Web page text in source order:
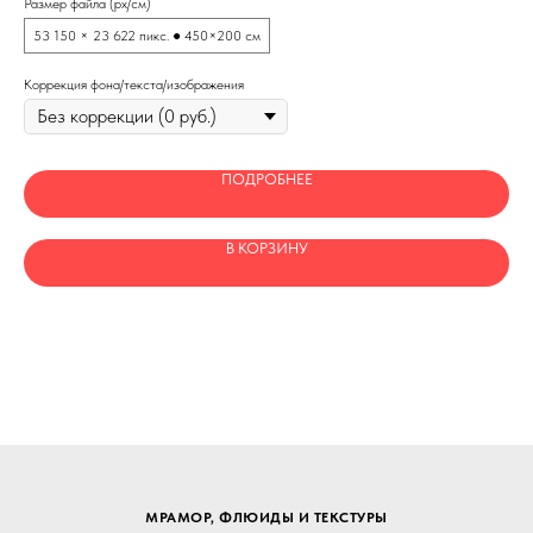
Размер файла (px/см)
53 150 × 23 622 пикс. ● 450×200 см
Коррекция фона/текста/изображения
ПОДРОБНЕЕ
В КОРЗИНУ
МРАМОР, ФЛЮИДЫ И ТЕКСТУРЫ